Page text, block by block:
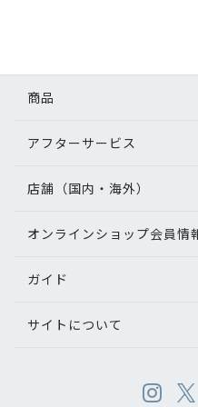
商品
アフターサービス
店舗（国内・海外）
オンラインショップ会員情
ガイド
サイトについて